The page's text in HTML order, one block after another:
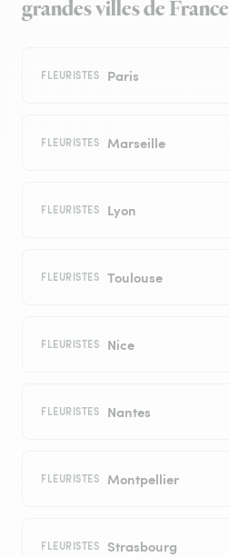
grandes villes de France
FLEURISTES Paris
FLEURISTES Marseille
FLEURISTES Lyon
FLEURISTES Toulouse
FLEURISTES Nice
FLEURISTES Nantes
FLEURISTES Montpellier
FLEURISTES Strasbourg